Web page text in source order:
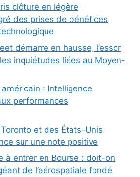
clôture en légère
des prises de bénéfices
démarre en hausse, l’essor
inquiétudes liées au Moyen-
: Intelligence
performances
et des États-Unis
sur une note positive
à entrer en Bourse : doit-on
de l’aérospatiale fondé